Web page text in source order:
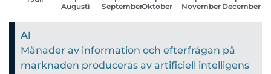
Augusti
SeptemberOktober
November December
AI
Månader av information och efterfrågan på
marknaden produceras av artificiell intelligens